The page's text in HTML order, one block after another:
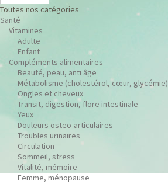
Toutes nos catégories
Santé
Vitamines
Adulte
Enfant
Compléments alimentaires
Beauté, peau, anti âge
Métabolisme (cholestérol, cœur, glycémie)
Ongles et cheveux
Transit, digestion, flore intestinale
Yeux
Douleurs osteo-articulaires
Troubles urinaires
Circulation
Sommeil, stress
Vitalité, mémoire
Femme, ménopause